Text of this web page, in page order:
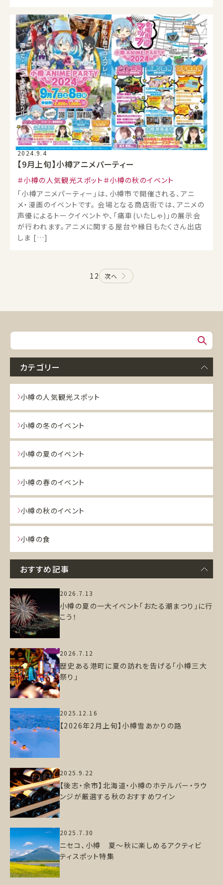
2024.9.4
【9月上旬】小樽アニメパーティー
小樽の人気観光スポット
小樽の秋のイベント
「小樽アニメパーティー」は、小樽市で開催される、アニ
メ・漫画のイベントです。 会場となる商店街では、アニメの
声優によるトークイベントや、「痛車(いたしゃ)」の展示会
が行われます。アニメに関する屋台や縁日もたくさん出店
しま […]
1 2 次へ
カテゴリー
小樽の人気観光スポット
小樽の冬のイベント
小樽の夏のイベント
小樽の春のイベント
小樽の秋のイベント
小樽の食
おすすめ記事
2026.7.13
小樽の夏の一大イベント「おたる潮まつり」に行
こう！
2026.7.12
歴史ある港町に夏の訪れを告げる「小樽三大
祭り」
2025.12.16
【2026年2月上旬】小樽雪あかりの路
2025.9.22
【後志・余市】北海道・小樽のホテルバー・ラウ
ンジが厳選する秋のおすすめワイン
2025.7.30
ニセコ、小樽 夏～秋に楽しめるアクティビ
ティスポット特集